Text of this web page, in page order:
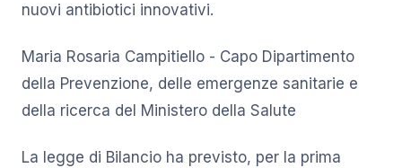
nuovi antibiotici innovativi.
Maria Rosaria Campitiello - Capo Dipartimento
della Prevenzione, delle emergenze sanitarie e
della ricerca del Ministero della Salute
La legge di Bilancio ha previsto, per la prima